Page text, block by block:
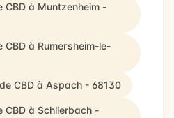
à Muntzenheim -
à Rumersheim-le-
CBD à Aspach - 68130
CBD à Schlierbach -